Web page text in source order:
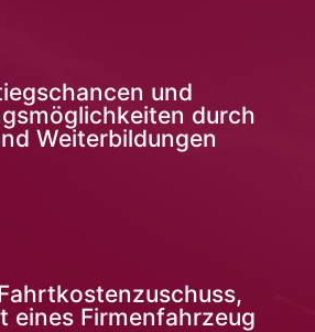
und
durch
Weiterbildungen
eines Firmenfahrzeug